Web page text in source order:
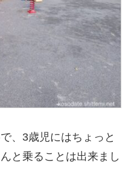
、3歳児にはちょっと
と乗ることは出来まし